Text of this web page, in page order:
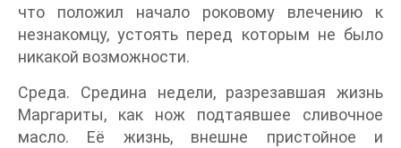
что положил начало роковому влечению к
незнакомцу, устоять перед которым не было
никакой возможности.
Среда. Средина недели, разрезавшая жизнь
Маргариты, как нож подтаявшее сливочное
масло. Её жизнь, внешне пристойное и